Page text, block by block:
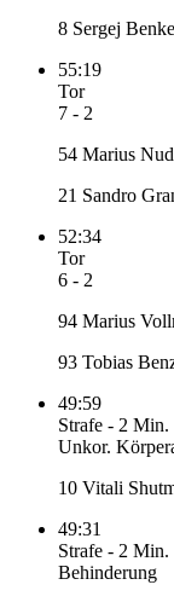
8 Sergej Benke
55:19
Tor
7 - 2
54 Marius
21 Sandro
52:34
Tor
6 - 2
94 Marius
93 Tobias
49:59
Strafe - 2 Min.
Unkor.
10 Vitali
49:31
Strafe - 2 Min.
Behinderung